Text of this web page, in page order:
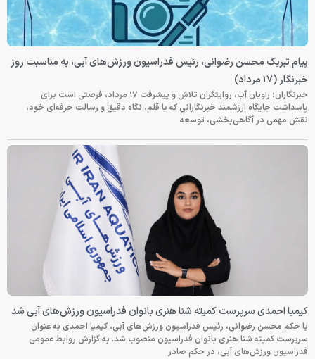
پیام تبریک محسن رضوانی، رئیس فدراسیون ورزش‌های آبی، به مناسبت روز
خبرنگار (۱۷ مرداد)
خبرنگاران؛ راویان آب، روایتگران تلاش و پیشرفت ۱۷ مرداد، فرصتی است برای
پاسداشت جایگاه ارزشمند خبرنگارانی که با قلم، نگاه دقیق و رسالت حرفه‌ای خود،
نقش مهمی در آگاهی‌بخشی، توسعه
کیمیا احمدی سرپرست کمیته شنا هنری بانوان فدراسیون ورزش‌های آبی شد
با حکم محسن رضوانی، رئیس فدراسیون ورزش‌های آبی، کیمیا احمدی به عنوان
سرپرست کمیته شنا هنری بانوان فدراسیون منصوب شد. به گزارش روابط عمومی
فدراسیون ورزش‌های آبی، در حکم صادر